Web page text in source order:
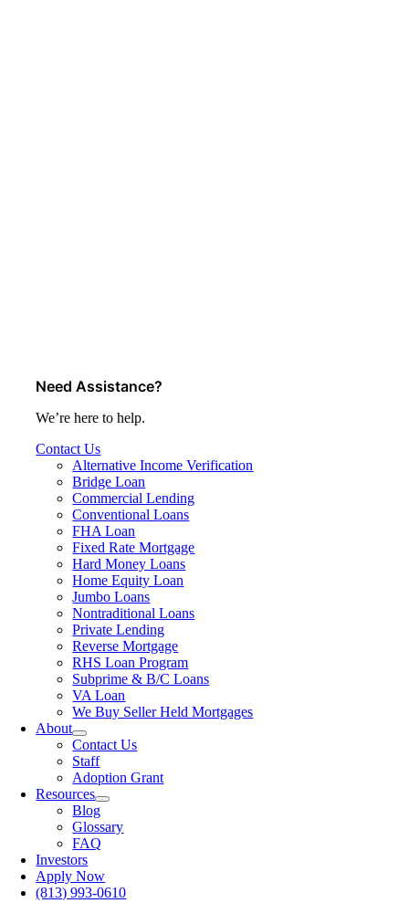
Need Assistance?
We’re here to help.
Contact Us
Alternative Income Verification
Bridge Loan
Commercial Lending
Conventional Loans
FHA Loan
Fixed Rate Mortgage
Hard Money Loans
Home Equity Loan
Jumbo Loans
Nontraditional Loans
Private Lending
Reverse Mortgage
RHS Loan Program
Subprime & B/C Loans
VA Loan
We Buy Seller Held Mortgages
About
Contact Us
Staff
Adoption Grant
Resources
Blog
Glossary
FAQ
Investors
Apply Now
(813) 993-0610